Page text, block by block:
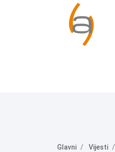
Glavni Vijesti